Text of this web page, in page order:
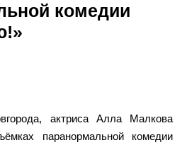
комедии
актриса Алла Малкова
паранормальной комедии